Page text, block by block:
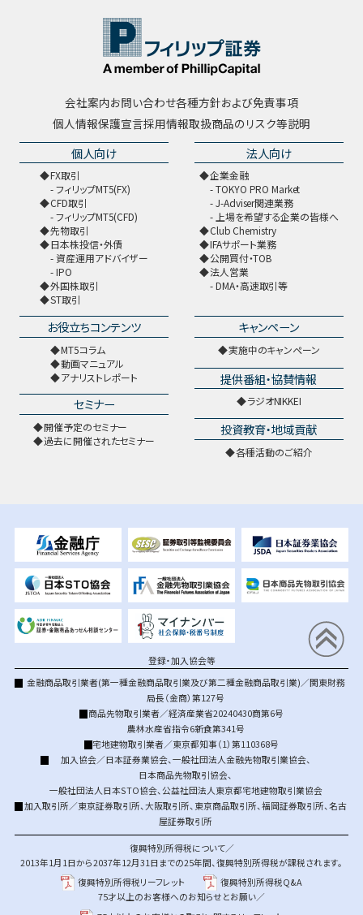
会社案内お問い合わせ各種方針および免責事項
個人情報保護宣言採用情報取扱商品のリスク等説明
個人向け
FX取引
フィリップMT5(FX)
CFD取引
フィリップMT5(CFD)
先物取引
日本株投信・外債
資産運用アドバイザー
IPO
外国株取引
ST取引
法人向け
企業金融
TOKYO PRO Market
J-Adviser関連業務
上場を希望する企業の皆様へ
Club Chemistry
IFAサポート業務
公開買付・TOB
法人営業
DMA・高速取引等
お役立ちコンテンツ
MT5コラム
動画マニュアル
アナリストレポート
セミナー
開催予定のセミナー
過去に開催されたセミナー
キャンペーン
実施中のキャンペーン
提供番組・協賛情報
ラジオNIKKEI
投資教育・地域貢献
各種活動のご紹介
登録・加入協会等
金融商品取引業者(第一種金融商品取引業及び第二種金融商品取引業)／関東財務
局長（金商）第127号
商品先物取引業者／経済産業省20240430商第6号
農林水産省指令6新食第341号
宅地建物取引業者／東京都知事（1）第110368号
加入協会／日本証券業協会、一般社団法人金融先物取引業協会、
日本商品先物取引協会、
一般社団法人日本STO協会、公益社団法人東京都宅地建物取引業協会
加入取引所／東京証券取引所、大阪取引所、 東京商品取引所、福岡証券取引所、名古
屋証券取引所
復興特別所得税について／
2013年1月1日から2037年12月31日までの25年間、復興特別所得税が課税されます。
復興特別所得税リーフレット
復興特別所得税Q&A
75才以上のお客様へのお知らせとお願い／